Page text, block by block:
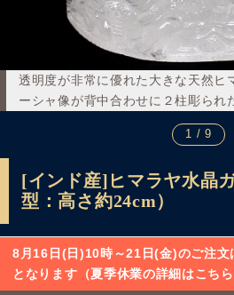
透明度が非常に優れた大きな天然ヒ
ーシャ像が背中合わせに２柱彫られ
1 / 9
[インド産]ヒマラヤ水晶
型：高さ約24cm）
8月16日(日)10時～21日(金)のご注文
となります（夏季休業の詳細はこちら